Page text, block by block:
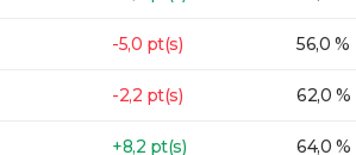
-5,0 pt(s) 56,0 %
-2,2 pt(s) 62,0 %
+8,2 pt(s) 64,0 %